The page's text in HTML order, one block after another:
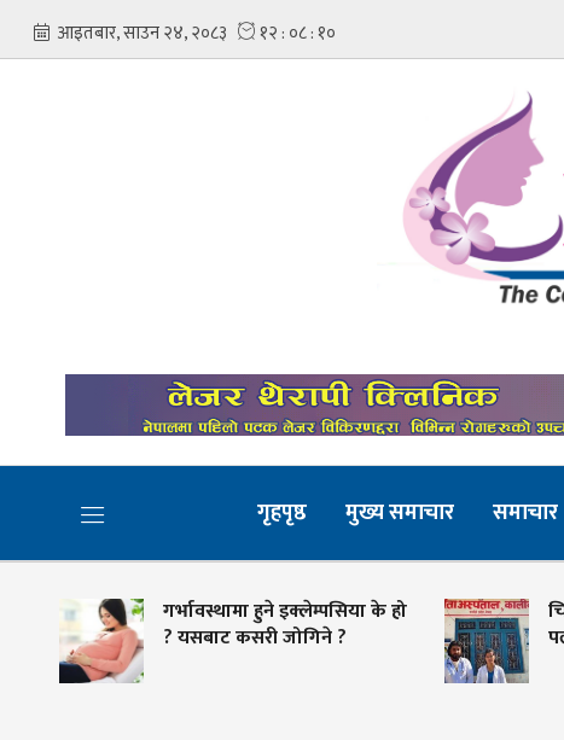
गृहपृष्ठ मुख्य समाचार समाचार
गर्भावस्थामा हुने इक्लेम्पसिया के हो
? यसबाट कसरी जोगिने ?